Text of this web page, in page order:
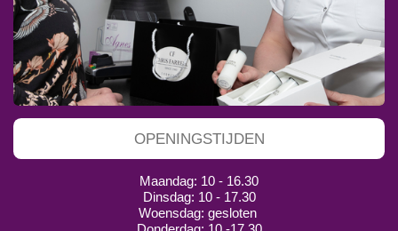
OPENINGSTIJDEN
Maandag: 10 - 16.30
Dinsdag: 10 - 17.30
Woensdag: gesloten